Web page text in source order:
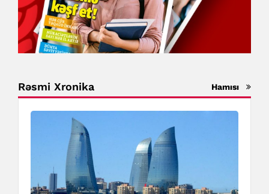
Rəsmi Xronika Hamısı